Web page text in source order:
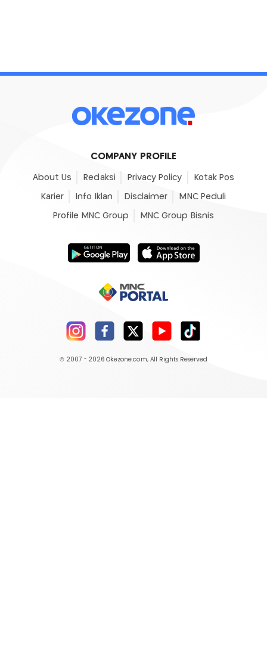
COMPANY PROFILE
About Us Redaksi Privacy Policy Kotak Pos
Karier Info Iklan Disclaimer MNC Peduli
Profile MNC Group MNC Group Bisnis
© 2007 - 2026 Okezone.com, All Rights Reserved